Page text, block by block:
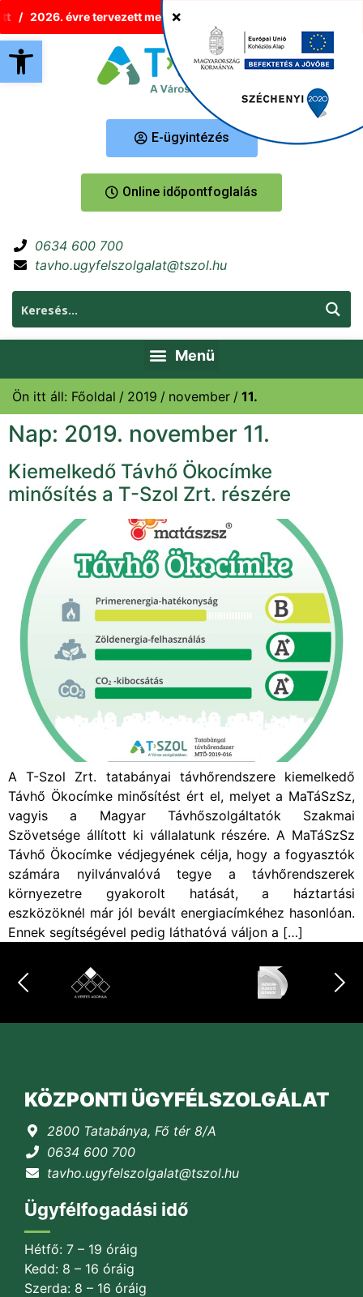
Eszköztár megnyitása
2026. évre tervezett melegvíz-korlátozások Tatabányán
E-ügyintézés
Online időpontfoglalás
0634 600 700
tavho.ugyfelszolgalat@tszol.hu
Ön itt áll: Főoldal 2019 november 11.
Nap: 2019. november 11.
Kiemelkedő Távhő Ökocímke
minősítés a T-Szol Zrt. részére
A T-Szol Zrt. tatabányai távhőrendszere kiemelkedő
Távhő Ökocímke minősítést ért el, melyet a MaTáSzSz,
vagyis a Magyar Távhőszolgáltatók Szakmai
Szövetsége állított ki vállalatunk részére. A MaTáSzSz
Távhő Ökocímke védjegyének célja, hogy a fogyasztók
számára nyilvánvalóvá tegye a távhőrendszerek
környezetre gyakorolt hatását, a háztartási
eszközöknél már jól bevált energiacímkéhez hasonlóan.
Ennek segítségével pedig láthatóvá váljon a […]
KÖZPONTI ÜGYFÉLSZOLGÁLAT
2800 Tatabánya, Fő tér 8/A
0634 600 700
tavho.ugyfelszolgalat@tszol.hu
Ügyfélfogadási idő
Hétfő: 7 – 19 óráig
Kedd: 8 – 16 óráig
Szerda: 8 – 16 óráig